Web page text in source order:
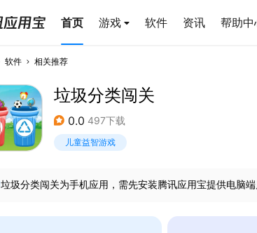
首页 游戏 软件 资讯 帮助中
软件 相关推荐
垃圾分类闯关
0.0 497下载
儿童益智游戏
垃圾分类闯关为手机应用，需先安装腾讯应用宝提供电脑